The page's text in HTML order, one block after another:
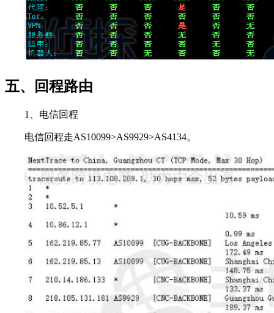
五、回程路由
1、电信回程
电信回程走AS10099>AS9929>AS4134。